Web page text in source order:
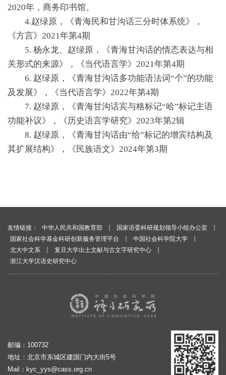
2020年，商务印书馆。
4.赵绿原，《青海民和甘沟话三分时体系统》，
《方言》2021年第4期
5. 杨永龙、赵绿原，《青海甘沟话的情态表达与相
关形式的来源》，《当代语言学》2021年第4期
6. 赵绿原，《青海甘沟话多功能语法词“个”的功能
及发展》，《当代语言学》2022年第4期
7. 赵绿原，《青海甘沟话宾与格标记“哈”标记主语
功能补议》，《历史语言学研究》2023年第2辑
8. 赵绿原，《青海甘沟话由“给”标记的增宾结构及
其扩展结构》，《民族语文》2024年第3期
友情链接： 中华人民共和国教育部 ｜ 国家语委科研规划领导小组办公室
｜
国家社会科学基金科研创新服务管理平台
｜ 中国社会科学院大学
｜
北大中文系
｜ 复旦大学出土文献与古文字研究中心
｜
浙江大学汉语史研究中心
邮编：100732
地址：北京市东城区建国门内大街5号
Mail： kyc_yys@cass.org.cn